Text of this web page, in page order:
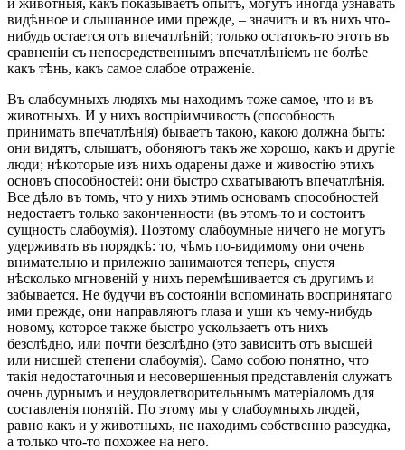
видѣнное и слышанное ими прежде, – значитъ и въ нихъ что-
нибудь остается отъ впечатлѣній; только остатокъ-то этотъ въ
сравненіи съ непосредственнымъ впечатлѣніемъ не болѣе
какъ тѣнь, какъ самое слабое отраженіе.
Въ слабоумныхъ людяхъ мы находимъ тоже самое, что и въ
животныхъ. И у нихъ воспріимчивость (способность
принимать впечатлѣнія) бываетъ такою, какою должна быть:
они видятъ, слышатъ, обоняютъ такъ же хорошо, какъ и другіе
люди; нѣкоторые изъ нихъ одарены даже и живостію этихъ
основъ способностей: они быстро схватываютъ впечатлѣнія.
Все дѣло въ томъ, что у нихъ этимъ основамъ способностей
недостаетъ только законченности (въ этомъ-то и состоитъ
сущность слабоумія). Поэтому слабоумные ничего не могутъ
удерживать въ порядкѣ: то, чѣмъ по-видимому они очень
внимательно и прилежно занимаются теперь, спустя
нѣсколько мгновеній у нихъ перемѣшивается съ другимъ и
забывается. Не будучи въ состояніи вспоминать воспринятаго
ими прежде, они направляютъ глаза и уши къ чему-нибудь
новому, которое также быстро ускользаетъ отъ нихъ
безслѣдно, или почти безслѣдно (это зависитъ отъ высшей
или нисшей степени слабоумія). Само собою понятно, что
такія недостаточныя и несовершенныя представленія служатъ
очень дурнымъ и неудовлетворительнымъ матеріаломъ для
составленія понятій. По этому мы у слабоумныхъ людей,
равно какъ и у животныхъ, не находимъ собственно разсудка,
а только что-то похожее на него.